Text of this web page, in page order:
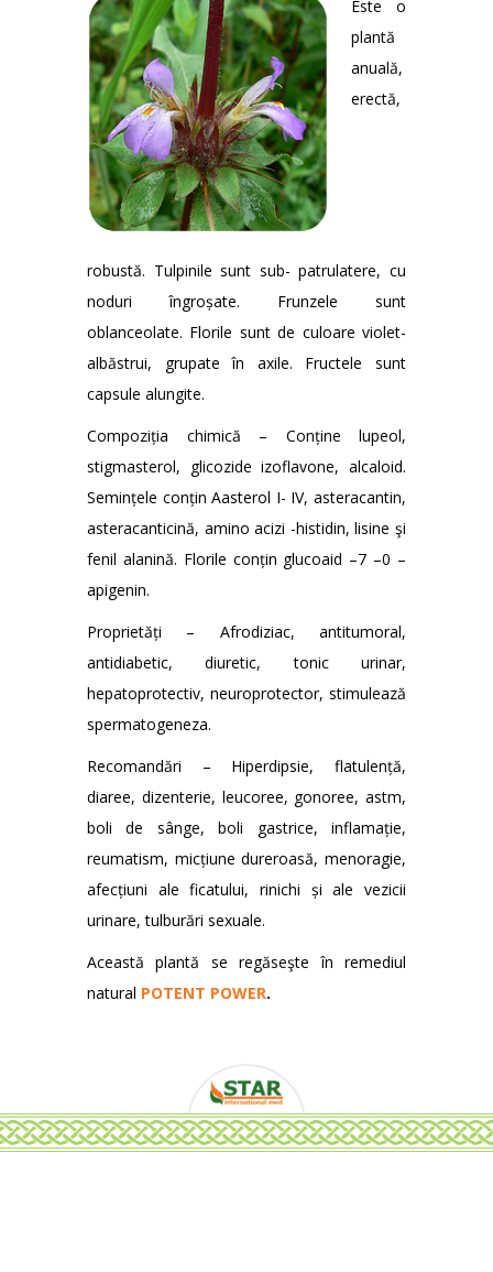
Este o
plantă
anuală,
erectă,
robustă. Tulpinile sunt sub- patrulatere, cu
noduri îngroșate. Frunzele sunt
oblanceolate. Florile sunt de culoare violet-
albăstrui, grupate în axile. Fructele sunt
capsule alungite.
Compoziția chimică – Conține lupeol,
stigmasterol, glicozide izoflavone, alcaloid.
Semințele conțin Aasterol I- IV, asteracantin,
asteracanticină, amino acizi -histidin, lisine şi
fenil alanină. Florile conțin glucoaid –7 –0 –
apigenin.
Proprietăți – Afrodiziac, antitumoral,
antidiabetic, diuretic, tonic urinar,
hepatoprotectiv, neuroprotector, stimulează
spermatogeneza.
Recomandări – Hiperdipsie, flatulență,
diaree, dizenterie, leucoree, gonoree, astm,
boli de sânge, boli gastrice, inflamație,
reumatism, micțiune dureroasă, menoragie,
afecțiuni ale ficatului, rinichi și ale vezicii
urinare, tulburări sexuale.
Această plantă se regăseşte în remediul
natural POTENT POWER.